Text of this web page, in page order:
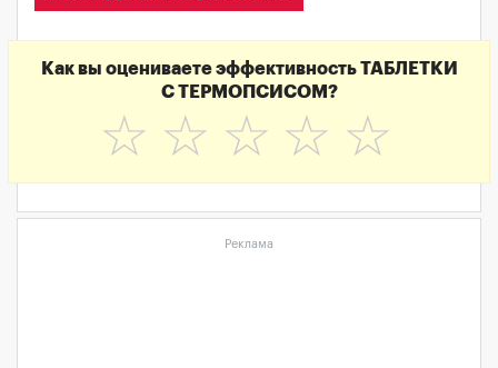
Как вы оцениваете эффективность ТАБЛЕТКИ
С ТЕРМОПСИСОМ?
☆
☆
☆
☆
☆
Реклама